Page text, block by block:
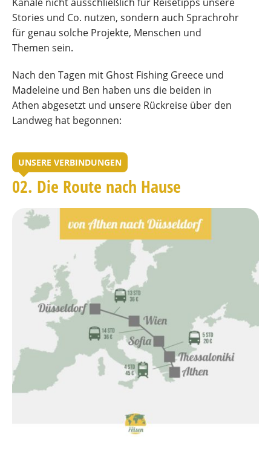
Stories und Co. nutzen, sondern auch Sprachrohr
für genau solche Projekte, Menschen und
Themen sein.
Nach den Tagen mit Ghost Fishing Greece und
Madeleine und Ben haben uns die beiden in
Athen abgesetzt und unsere Rückreise über den
Landweg hat begonnen:
UNSERE VERBINDUNGEN
02. Die Route nach Hause